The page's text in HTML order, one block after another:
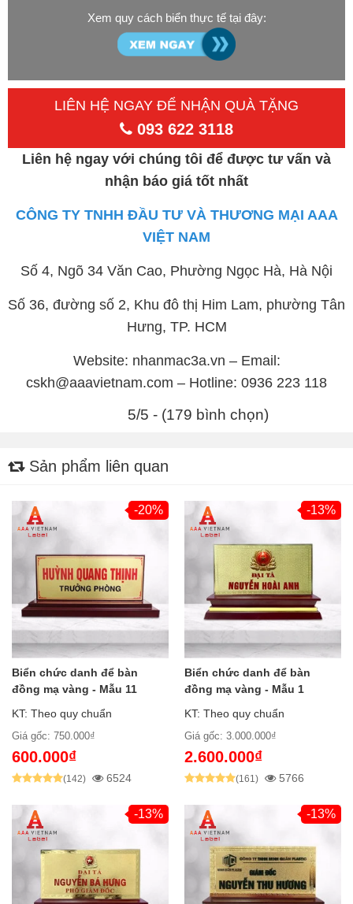
Xem quy cách biển thực tế tại đây:
LIÊN HỆ NGAY ĐỂ NHẬN QUÀ TẶNG
093 622 3118
Liên hệ ngay với chúng tôi để được tư vấn và
nhận báo giá tốt nhất
CÔNG TY TNHH ĐẦU TƯ VÀ THƯƠNG MẠI AAA
VIỆT NAM
Số 4, Ngõ 34 Văn Cao, Phường Ngọc Hà, Hà Nội
Số 36, đường số 2, Khu đô thị Him Lam, phường Tân
Hưng, TP. HCM
Website: nhanmac3a.vn – Email:
cskh@aaavietnam.com – Hotline: 0936 223 118
5/5 - (179 bình chọn)
Sản phẩm liên quan
-20%
Biển chức danh để bàn
đồng mạ vàng - Mẫu 11
KT: Theo quy chuẩn
Giá gốc: 750.000₫
600.000₫
(142) 6524
-13%
Biển chức danh để bàn
đồng mạ vàng - Mẫu 1
KT: Theo quy chuẩn
Giá gốc: 3.000.000₫
2.600.000₫
(161) 5766
-13% -13%